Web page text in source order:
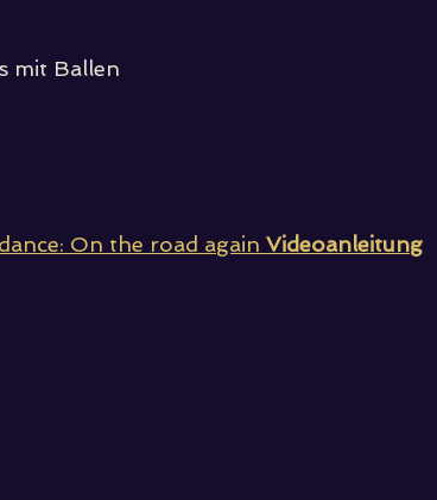
mit Ballen
On the road again Videoanleitung